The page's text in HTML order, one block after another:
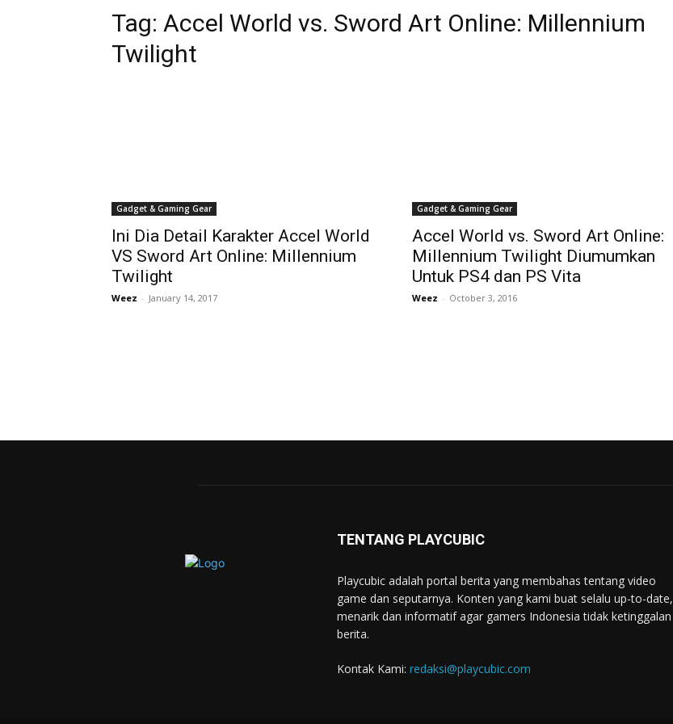
Tag: Accel World vs. Sword Art Online: Millennium
Twilight
Gadget & Gaming Gear
Ini Dia Detail Karakter Accel World
VS Sword Art Online: Millennium
Twilight
Weez - January 14, 2017
Gadget & Gaming Gear
Accel World vs. Sword Art Online:
Millennium Twilight Diumumkan
Untuk PS4 dan PS Vita
Weez - October 3, 2016
TENTANG PLAYCUBIC
Playcubic adalah portal berita yang membahas tentang video
game dan seputarnya. Konten yang kami buat selalu up-to-date,
menarik dan informatif agar gamers Indonesia tidak ketinggalan
berita.
Kontak Kami: redaksi@playcubic.com